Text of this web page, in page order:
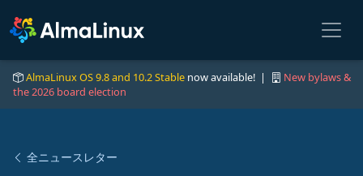
AlmaLinux OS 9.8 and 10.2 Stable now available! |
New bylaws &
the 2026 board election
全ニュースレター